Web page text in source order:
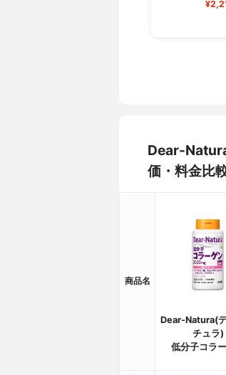
Dear-
価・料金比
商品名
Dear-Natura(
チュラ)
低分子コラ